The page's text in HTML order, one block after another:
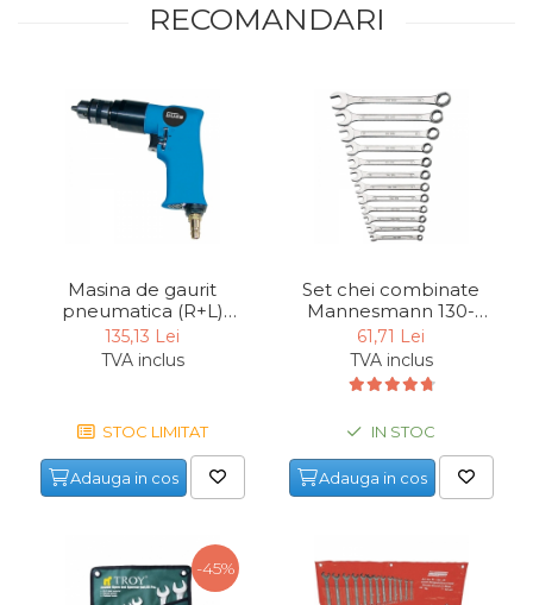
RECOMANDARI
Masina de gaurit
pneumatica (R+L)
Gude 40022, 2000 rpm
135,13 Lei
TVA inclus
STOC LIMITAT
Adauga in cos
-45%
Set chei combinate
Mannesmann 130-
12DIN, Ø6-22 mm, 12
piese
61,71 Lei
TVA inclus
IN STOC
Adauga in cos